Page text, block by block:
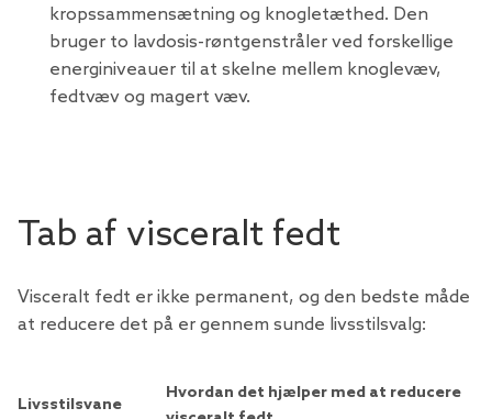
kropssammensætning og knogletæthed. Den
bruger to lavdosis-røntgenstråler ved forskellige
energiniveauer til at skelne mellem knoglevæv,
fedtvæv og magert væv.
Tab af visceralt fedt
Visceralt fedt er ikke permanent, og den bedste måde
at reducere det på er gennem sunde livsstilsvalg:
Livsstilsvane
Hvordan det hjælper med at reducere